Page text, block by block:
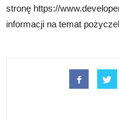
stronę https://
informacji na temat